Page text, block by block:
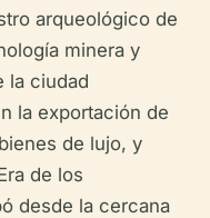
arqueológico de
minera y
la ciudad
la exportación de
de lujo, y
de los
desde la cercana